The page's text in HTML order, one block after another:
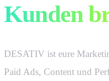
Kunden
DESATIV ist eure
Paid Ads, Content und